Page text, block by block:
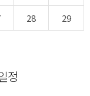
28
29
정